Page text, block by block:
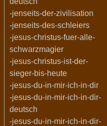
-jenseits-der-zivilisation
-jenseits-des-schleiers
-jesus-christus-fuer-alle-
schwarzmagier
-jesus-christus-ist-der-
sieger-bis-heute
-jesus-du-in-mir-ich-in-dir
-jesus-du-in-mir-ich-in-dir-
deutsch
-jesus-du-in-mir-ich-in-dir-